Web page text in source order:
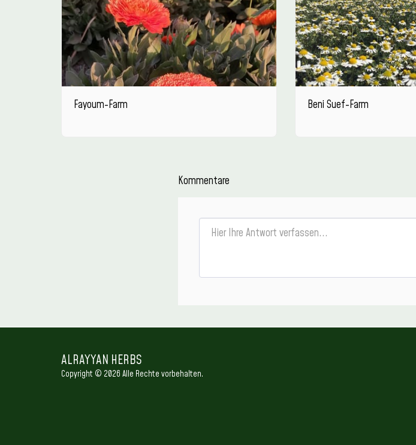
Fayoum-Farm Beni Suef-Farm
Kommentare
ALRAYYAN HERBS
Copyright © 2026 Alle Rechte vorbehalten.